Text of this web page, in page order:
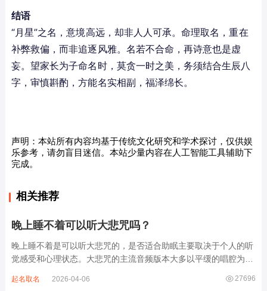
结语
“月星”之名，意境高远，却非人人可承。命理取名，重在
补弊救偏，而非追逐风雅。名若不合命，再诗意也是虚
妄。望家长为子命名时，莫贪一时之美，务须结合生辰八
字，审慎斟酌，方能名实相副，福泽绵长。
声明：本站所有内容均基于传统文化研究和学术探讨，仅供娱
乐参考，请勿盲目迷信。本站少量内容在人工智能工具辅助下
完成。
相关推荐
晚上睡不着可以听大悲咒吗？
晚上睡不着是可以听大悲咒的，是否适合助眠主要取决于个人的听
觉感受和心理状态。大悲咒的主流音频版本大多以平缓的唱腔为
急促的鼓点，这类音频本身具备静心的基础特质。睡前思绪繁杂、
27696
起名取名 2026-04-06